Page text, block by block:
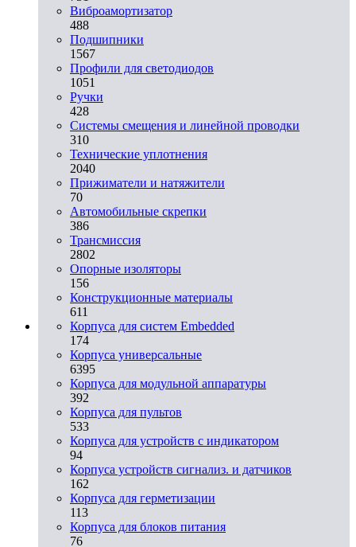
Виброамортизатор
488
Подшипники
1567
Профили для светодиодов
1051
Ручки
428
Системы смещения и линейной проводки
310
Технические уплотнения
2040
Прижиматели и натяжители
70
Автомобильные скрепки
386
Трансмиссия
2802
Опорные изоляторы
156
Конструкционные материалы
611
Корпуса для систем Embedded
174
Корпуса универсальные
6395
Корпуса для модульной аппаратуры
392
Корпуса для пультов
533
Корпуса для устройств с индикатором
94
Корпуса устройств сигнализ. и датчиков
162
Корпуса для герметизации
113
Корпуса для блоков питания
76